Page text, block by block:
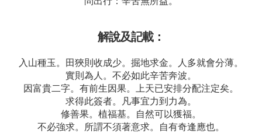
解說及記載：
入山種玉。田狹則收成少。掘地求金。人多就會分薄。
實則為人。不必如此辛苦奔波。
因富貴二字。有前生因果。上天已安排分配注定矣。
求得此簽者。凡事宜力到力為。
修善果。植福基。自然可以獲福。
不必強求。所謂不須著意求。自有奇逢應也。